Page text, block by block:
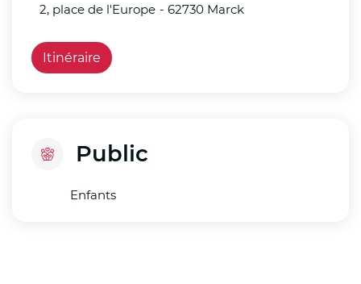
2, place de l'Europe - 62730 Marck
Itinéraire
Public
Enfants